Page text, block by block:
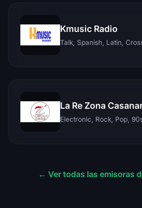
Kmusic Radio
Talk, Spanish, Latin,
La Re Zona
← Ver todas las emisoras